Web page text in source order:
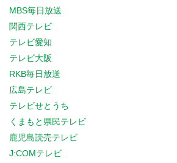
MBS毎日放送
関西テレビ
テレビ愛知
テレビ大阪
RKB毎日放送
広島テレビ
テレビせとうち
くまもと県民テレビ
鹿児島読売テレビ
J:COMテレビ